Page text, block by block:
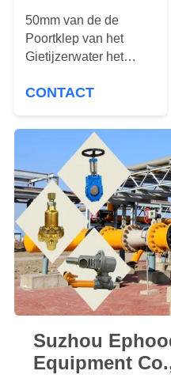
OFFERTE
50mm van de de
Poortklep van het
Gietijzerwater het
volledig Flexibele Wig
CONTACT
Suzhou
Equipment